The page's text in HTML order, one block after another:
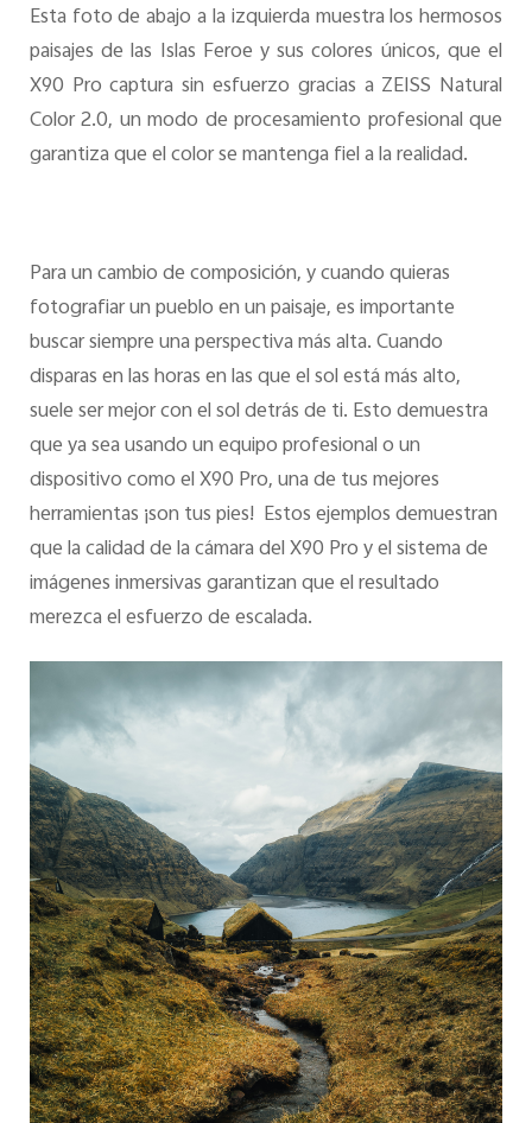
Esta foto de abajo a la izquierda muestra los hermosos
paisajes de las Islas Feroe y sus colores únicos, que el
X90 Pro captura sin esfuerzo gracias a ZEISS Natural
Color 2.0, un modo de procesamiento profesional que
garantiza que el color se mantenga fiel a la realidad.
Para un cambio de composición, y cuando quieras
fotografiar un pueblo en un paisaje, es importante
buscar siempre una perspectiva más alta. Cuando
disparas en las horas en las que el sol está más alto,
suele ser mejor con el sol detrás de ti. Esto demuestra
que ya sea usando un equipo profesional o un
dispositivo como el X90 Pro, una de tus mejores
herramientas ¡son tus pies! Estos ejemplos demuestran
que la calidad de la cámara del X90 Pro y el sistema de
imágenes inmersivas garantizan que el resultado
merezca el esfuerzo de escalada.